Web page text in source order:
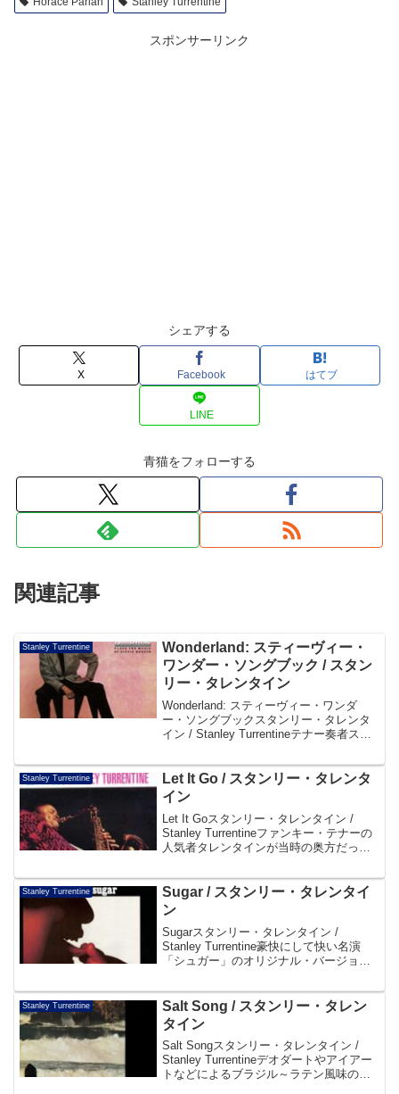
スポンサーリンク
シェアする
X Facebook はてブ
LINE
青猫をフォローする
関連記事
Stanley Turrentine
Wonderland: スティーヴィー・
ワンダー・ソングブック / スタン
リー・タレンタイン
Wonderland: スティーヴィー・ワンダ
ー・ソングブックスタンリー・タレンタ
イン / Stanley Turrentineテナー奏者スタ
ー・ワンダーの名曲をジャズ・アレンジ
でカヴァーした1987年録音...
Stanley Turrentine
Let It Go / スタンリー・タレンタ
イン
Let It Goスタンリー・タレンタイン /
Stanley Turrentineファンキー・テナーの
人気者タレンタインが当時の奥方だった
ーな演奏集。ブルージーな魅力を湛えた
彼のプレイがオルガン・サウン...
Stanley Turrentine
Sugar / スタンリー・タレンタイ
ン
Sugarスタンリー・タレンタイン /
Stanley Turrentine豪快にして快い名演
「シュガー」のオリジナル・バージョン
高作。帯よりDisc101. Sugar 10:0002.
Sunshin...
Stanley Turrentine
Salt Song / スタンリー・タレン
タイン
Salt Songスタンリー・タレンタイン /
Stanley Turrentineデオダートやアイアー
トなどによるブラジル～ラテン風味の作